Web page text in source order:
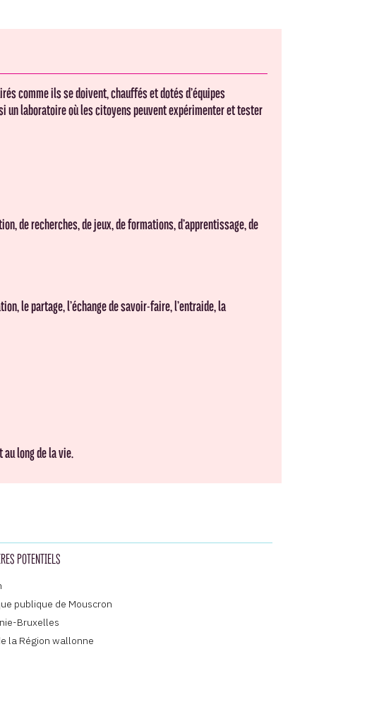
comme ils se doivent, chauffés et dotés d’équipes
un laboratoire où les citoyens peuvent expérimenter et tester
de recherches, de jeux, de formations, d’apprentissage, de
le partage, l’échange de savoir-faire, l’entraide, la
long de la vie.
POTENTIELS
publique de Mouscron
Bruxelles
la Région wallonne